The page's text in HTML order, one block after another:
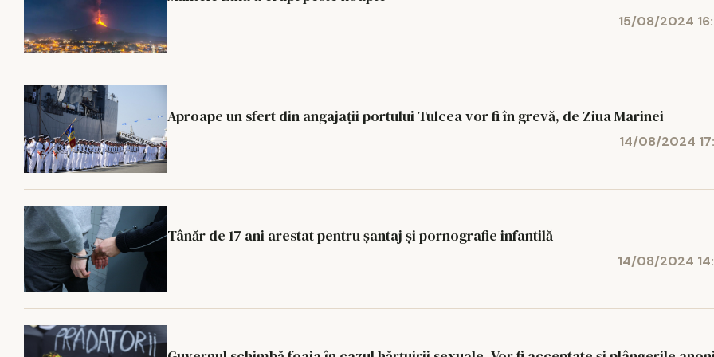
15/08/2024
Aproape un sfert din angajații portului Tulcea vor fi în grevă, de Ziua Marinei
14/08/2024
Tânăr de 17 ani arestat pentru șantaj și pornografie infantilă
14/08/2024